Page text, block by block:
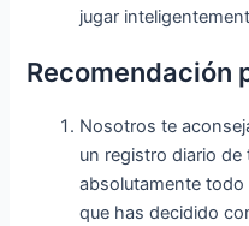
jugar
Recomendación
Nosotros te
un registro diario
absolutamente todo
que has decidido